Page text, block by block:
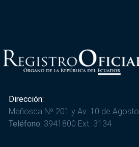
Dirección:
Mañosca Nº 201 y Av. 10 de Agosto
Teléfono: 3941800 Ext. 3134